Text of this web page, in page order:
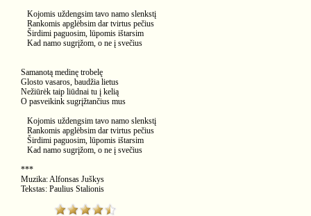
Kojomis uždengsim tavo namo slenkstį
Rankomis apglėbsim dar tvirtus pečius
Širdimi paguosim, lūpomis ištarsim
Kad namo sugrįžom, o ne į svečius
Samanotą medinę trobelę
Glosto vasaros, baudžia lietus
Nežiūrėk taip liūdnai tu į kelią
O pasveikink sugrįžtančius mus
Kojomis uždengsim tavo namo slenkstį
Rankomis apglėbsim dar tvirtus pečius
Širdimi paguosim, lūpomis ištarsim
Kad namo sugrįžom, o ne į svečius
***
Muzika: Alfonsas Juškys
Tekstas: Paulius Stalionis